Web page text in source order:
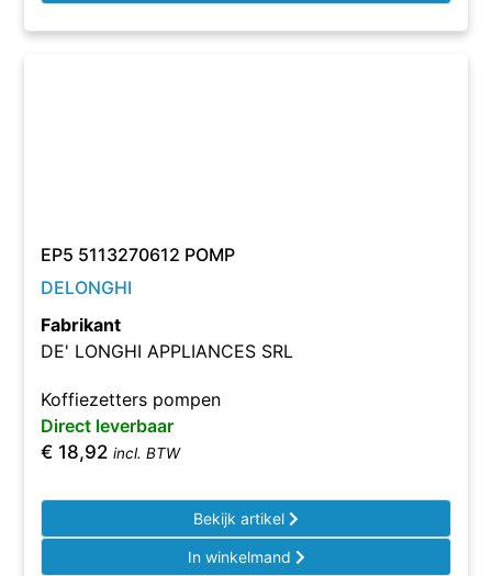
EP5 5113270612 POMP
DELONGHI
Fabrikant
DE' LONGHI APPLIANCES SRL
Koffiezetters pompen
Direct leverbaar
€ 18,92 incl. BTW
Bekijk artikel
In winkelmand